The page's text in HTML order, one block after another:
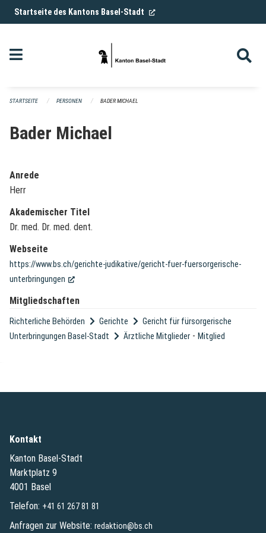
Navigation überspringen
Startseite des Kantons Basel-Stadt (External Link)
STARTSEITE PERSONEN BADER MICHAEL
Bader Michael
Anrede
Herr
Akademischer Titel
Dr. med. Dr. med. dent.
Webseite
https://www.bs.ch/gerichte-judikative/gericht-fuer-fuersorgerische-
unterbringungen
(External Link)
Mitgliedschaften
Richterliche Behörden Gerichte
Gericht für fürsorgerische
Unterbringungen Basel-Stadt
Ärztliche Mitglieder -Mitglied
Kontakt
Kanton Basel-Stadt
Marktplatz 9
4001 Basel
Telefon: +41 61 267 81 81
Anfragen zur Website: redaktion@bs.ch